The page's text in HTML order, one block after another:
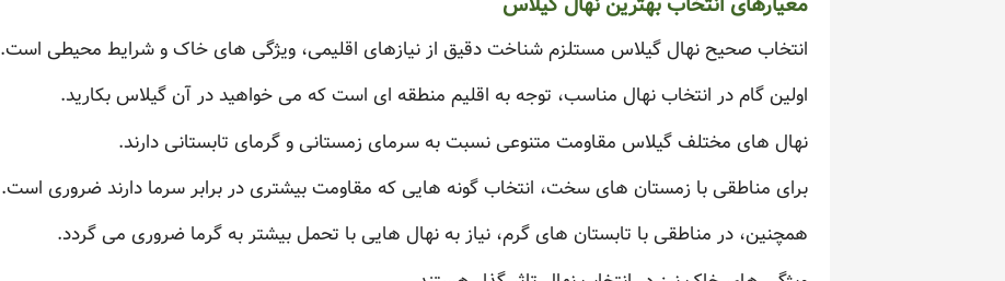
انتخاب صحیح نهال گیلاس مستلزم شناخت دقیق از نیازهای اقلیمی، ویژگی های خاک و شرایط محیطی است.
اولین گام در انتخاب نهال مناسب، توجه به اقلیم منطقه ای است که می خواهید در آن گیلاس بکارید.
نهال های مختلف گیلاس مقاومت متنوعی نسبت به سرمای زمستانی و گرمای تابستانی دارند.
برای مناطقی با زمستان های سخت، انتخاب گونه هایی که مقاومت بیشتری در برابر سرما دارند ضروری است.
همچنین، در مناطقی با تابستان های گرم، نیاز به نهال هایی با تحمل بیشتر به گرما ضروری می گردد.